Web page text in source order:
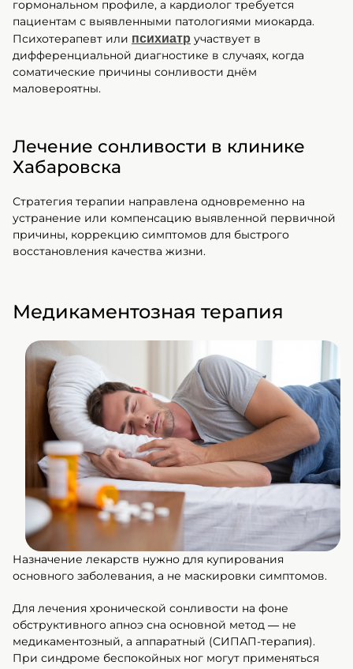
гормональном профиле, а кардиолог требуется
пациентам с выявленными патологиями миокарда.
Психотерапевт или психиатр участвует в
дифференциальной диагностике в случаях, когда
соматические причины сонливости днём
маловероятны.
Лечение сонливости в клинике
Хабаровска
Стратегия терапии направлена одновременно на
устранение или компенсацию выявленной первичной
причины, коррекцию симптомов для быстрого
восстановления качества жизни.
Медикаментозная терапия
Назначение лекарств нужно для купирования
основного заболевания, а не маскировки симптомов.
Для лечения хронической сонливости на фоне
обструктивного апноэ сна основной метод — не
медикаментозный, а аппаратный (СИПАП-терапия).
При синдроме беспокойных ног могут применяться